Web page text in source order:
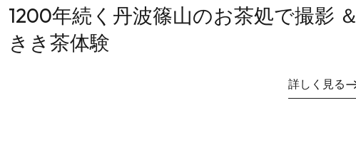
1200年続く丹波篠山のお茶処で撮影 ＆
きき茶体験
詳しく見る